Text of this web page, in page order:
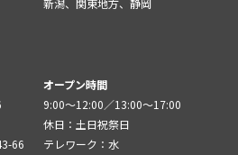
新潟、関東地方、静岡
66
オープン時間
9:00～12:00／13:00～17:00
休日：土日祝祭日
テレワーク：水